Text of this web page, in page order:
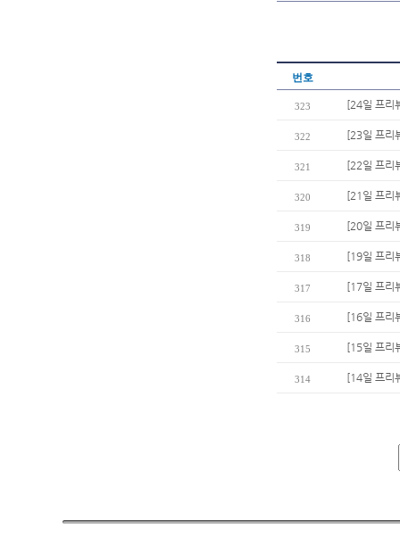
번호
323 [24일 프리
322 [23일 프리
321 [22일 프리
320 [21일 프리
319 [20일 프리
318 [19일 프리
317 [17일 프리
316 [16일 프리
315 [15일 프리
314 [14일 프리